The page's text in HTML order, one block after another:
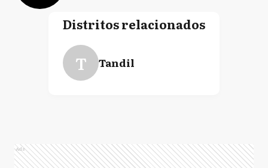
Distritos relacionados
T Tandil
Ads